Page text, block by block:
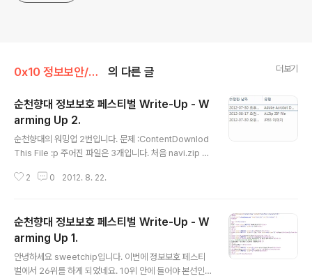
0x10 정보보안/0x13 Write-Up 의 다른 글 더보기
순천향대 정보보호 페스티벌 Write-Up - W
arming Up 2.
순천향대의 워밍업 2번입니다. 문제 :ContentDownlod
This File :p 주어진 파일은 3개입니다. 처음 navi.zip 으
문제입니다. 그렇다면 왠지 위치를 알려주는 정보가 있을
표주소를 입력하면 위치를 알수 있는 지도를 알아야합니
다. 유일하게 지원하는 지도는 구글의 구글맵 입니다. 구글
맵에 36.9886987, 128.3830274 를 검색합니다. 그렇
다면 고수동굴 이라는 동굴이 나왔습니다. 급한 마음에 이
2 0 2012. 8. 22.
순천향대 정보보호 페스티벌 Write-Up - W
arming Up 1.
안녕하세요 sweetchip입니다. 이번에 정보보호 페스티
벌에서 26위를 하게 되었네요. 10위 안에 들어야 본선인